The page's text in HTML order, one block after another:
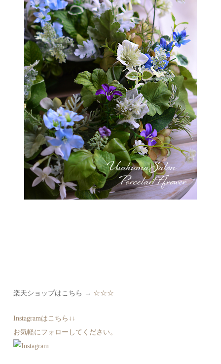
楽天ショップはこちら → ☆☆☆
Instagramはこちら↓↓
お気軽にフォローしてください。